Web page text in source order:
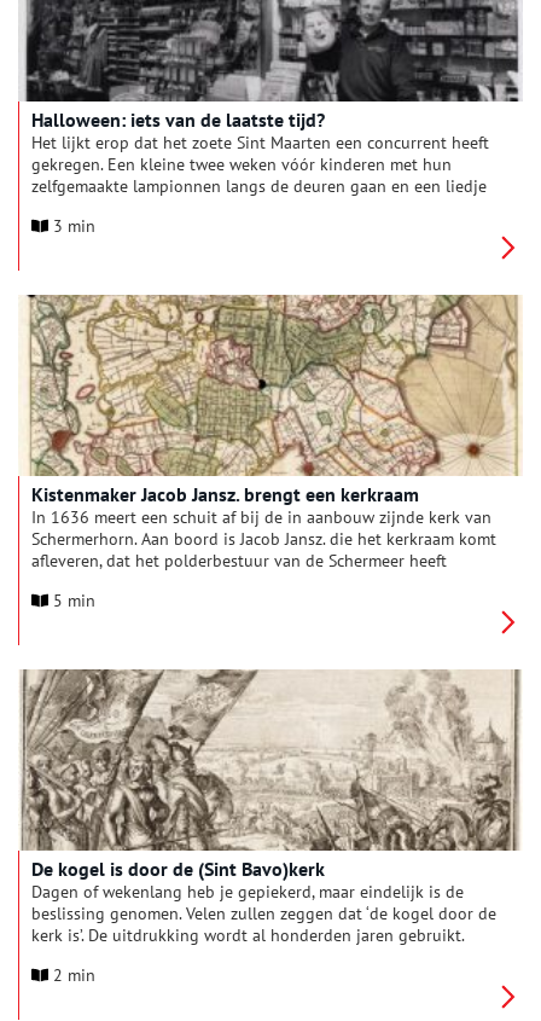
Halloween: iets van de laatste tijd?
Het lijkt erop dat het zoete Sint Maarten een concurrent heeft
gekregen. Een kleine twee weken vóór kinderen met hun
zelfgemaakte lampionnen langs de deuren gaan en een liedje
verkleedkleren uit de kast getrokken voor Halloween. Het
omarmd. Sommigen noemen het feest een symptoom van de
amerikanisering van Nederland. Maar waar komt dit feest
eigenlijk vandaan?
3 min
Kistenmaker Jacob Jansz. brengt een kerkraam
In 1636 meert een schuit af bij de in aanbouw zijnde kerk van
Schermerhorn. Aan boord is Jacob Jansz. die het kerkraam komt
afleveren, dat het polderbestuur van de Schermeer heeft
kist(en) gemaakt, waarin de breekbare lading vervoerd wordt.
opdrachtgevers vindt de betaling van 100 gulden plaats, die
met maker van het raam, de kunstenaar Pieter Holsteyn, is
afgesproken. Na ontvangst van het geld kan Jacob Jansz. de
terugreis aanvaarden. Het glas-in-loodraam dat Jacob Jansz.
brengt, is nog steeds te bewonderen in de Grote Kerk van
Schermerhorn. Aan de levering van het raam gaat een traject
vooraf dat via zeventiende-eeuwse bronnen te volgen is.
5 min
De kogel is door de (Sint Bavo)kerk
Dagen of wekenlang heb je gepiekerd, maar eindelijk is de
beslissing genomen. Velen zullen zeggen dat ‘de kogel door de
kerk is’. De uitdrukking wordt al honderden jaren gebruikt.
antwoord is te vinden als we in de geschiedenisboeken van de
2 min